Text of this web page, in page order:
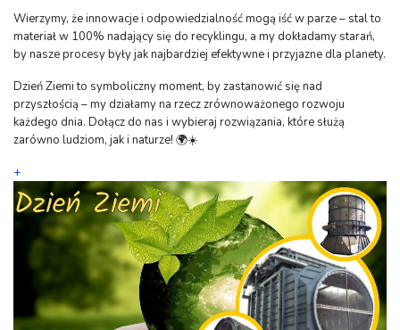
Wierzymy, że innowacje i odpowiedzialność mogą iść w parze – stal to
materiał w 100% nadający się do recyklingu, a my dokładamy starań,
by nasze procesy były jak najbardziej efektywne i przyjazne dla planety.
Dzień Ziemi to symboliczny moment, by zastanowić się nad
przyszłością – my działamy na rzecz zrównoważonego rozwoju
każdego dnia. Dołącz do nas i wybieraj rozwiązania, które służą
zarówno ludziom, jak i naturze! 🌍☀️
+